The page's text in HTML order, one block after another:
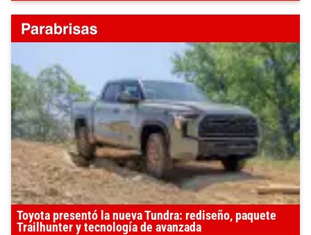
Toyota presentó la nueva Tundra: rediseño, paquete
Trailhunter y tecnología de avanzada